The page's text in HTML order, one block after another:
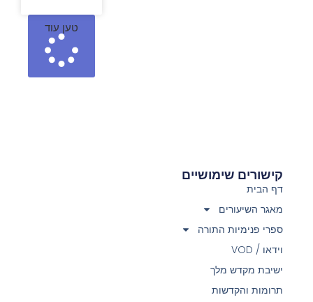
טען עוד
קישורים שימושיים
דף הבית
מאגר השיעורים
ספרי פנימיות התורה
וידאו / VOD
ישיבת מקדש מלך
תרומות והקדשות